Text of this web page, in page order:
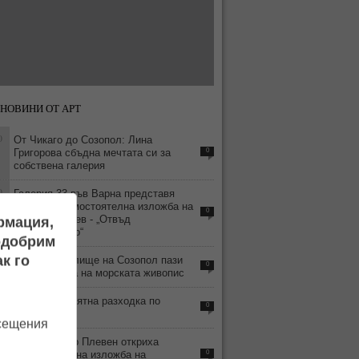
ОТ АРТ
От Чикаго до Созопол: Лина
Григорова сбъдна мечтата си за
собствена галерия
0
Галерия 33 във Варна представя
деветата самостоятелна изложба на
Красен Кралев - „Отвъд
съзерцанието“
0
Старото училище на Созопол пази
съкровищата на морската живопис
0
Време е за лятна разходка по
0
В Арт център Плевен откриха
самостоятелна изложба на
0
го